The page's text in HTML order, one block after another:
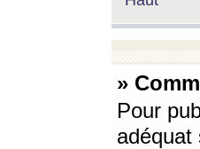
»
Pour
adéquat